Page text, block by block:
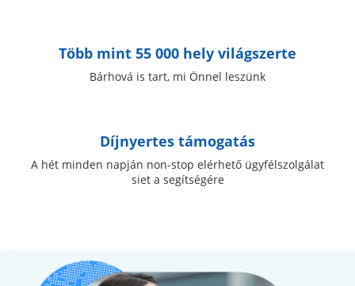
Több mint 55 000 hely világszerte
Bárhová is tart, mi Önnel leszünk
Díjnyertes támogatás
A hét minden napján non-stop elérhető ügyfélszolgálat
siet a segítségére